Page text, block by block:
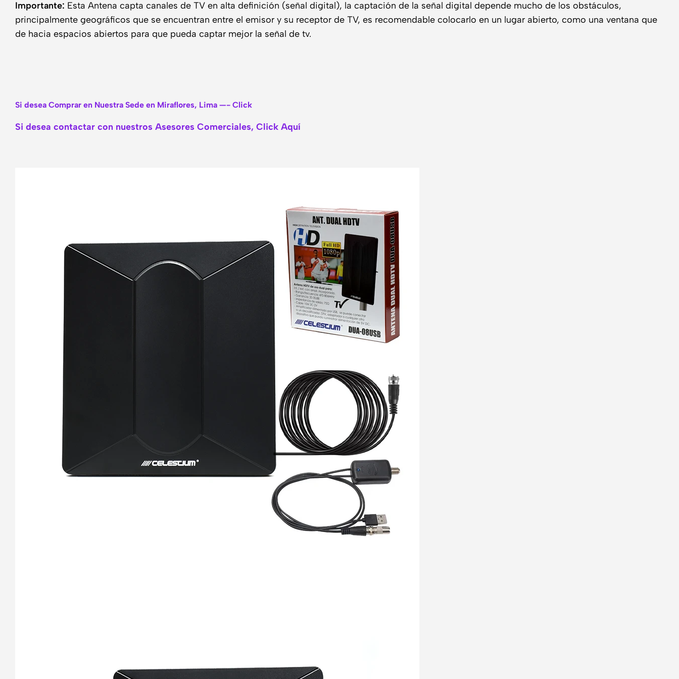
Importante: Esta Antena capta canales de TV en alta definición (señal digital), la captación de la señal digital depende mucho de los obstáculos,
principalmente geográficos que se encuentran entre el emisor y su receptor de TV, es recomendable colocarlo en un lugar abierto, como una ventana que
de hacia espacios abiertos para que pueda captar mejor la señal de tv.
Si desea Comprar en Nuestra Sede en Miraflores, Lima —- Click
Si desea contactar con nuestros Asesores Comerciales, Click Aquí